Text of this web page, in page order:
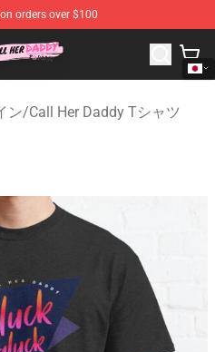
orders over $100
Call Her Daddy
ン/Call Her Daddy Tシャツ